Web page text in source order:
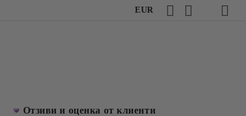
EUR
Отзиви и оценка от клиенти